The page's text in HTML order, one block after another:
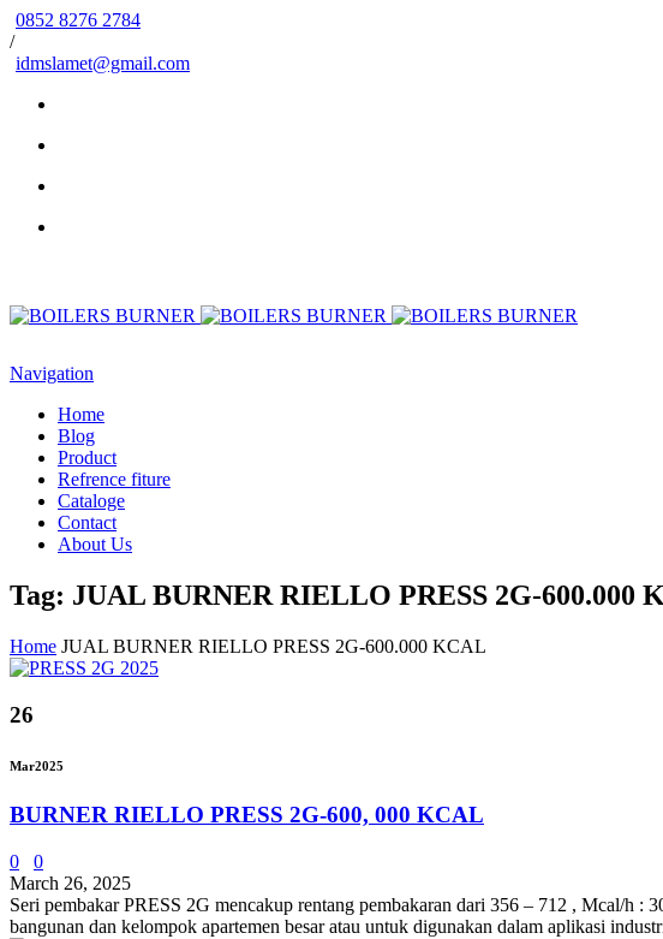
0852 8276 2784
/
idmslamet@gmail.com
Navigation
Home
Blog
Product
Refrence fiture
Cataloge
Contact
About Us
Tag: JUAL BURNER RIELLO PRESS 2G-600.000
Home JUAL BURNER RIELLO PRESS 2G-600.000 KCAL
26
Mar2025
BURNER RIELLO PRESS 2G-600, 000 KCAL
0
0
March 26, 2025
Seri pembakar PRESS 2G mencakup rentang pembakaran dari 356 – 712 , Mcal/h :
bangunan dan kelompok apartemen besar atau untuk digunakan dalam aplikasi